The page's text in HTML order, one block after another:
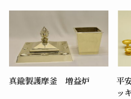
真鍮製護摩釜 増益炉
平
ッ